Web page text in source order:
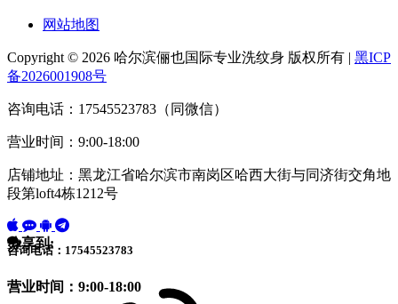
网站地图
Copyright © 2026 哈尔滨俪也国际专业洗纹身 版权所有 | 黑ICP
备2026001908号
咨询电话：17545523783（同微信）
营业时间：9:00-18:00
店铺地址：黑龙江省哈尔滨市南岗区哈西大街与同济街交角地
段第loft4栋1212号
咨询电话：17545523783
营业时间：9:00-18:00
分享到: